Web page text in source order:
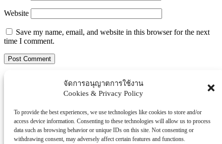
จัดการอนุญาตการใช้งาน
Cookies & Privacy Policy
To provide the best experiences, we use technologies like cookies to store and/or
access device information. Consenting to these technologies will allow us to process
data such as browsing behavior or unique IDs on this site. Not consenting or
withdrawing consent, may adversely affect certain features and functions.
Website
Save my name, email, and website in this browser for the next
time I comment.
Search
Thaiworldtoday
Uncategorized